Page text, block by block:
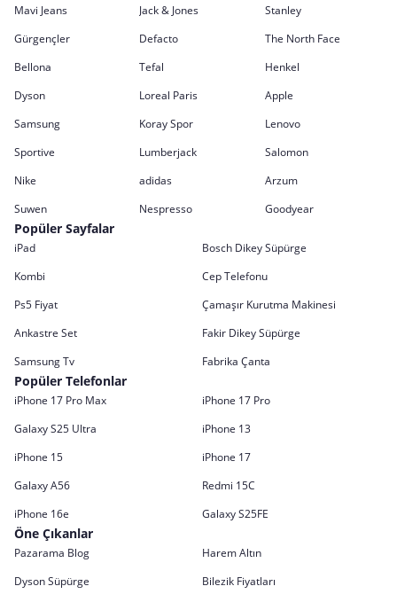
Mavi Jeans
Jack & Jones
Stanley
Gürgençler
Defacto
The North Face
Bellona
Tefal
Henkel
Dyson
Loreal Paris
Apple
Samsung
Koray Spor
Lenovo
Sportive
Lumberjack
Salomon
Nike
adidas
Arzum
Suwen
Nespresso Goodyear
Popüler Sayfalar
iPad
Bosch Dikey Süpürge
Kombi
Cep Telefonu
Ps5 Fiyat
Çamaşır Kurutma Makinesi
Ankastre Set
Fakir Dikey Süpürge
Samsung Tv
Fabrika Çanta
Popüler Telefonlar
iPhone 17 Pro Max
iPhone 17 Pro
Galaxy S25 Ultra
iPhone 13
iPhone 15
iPhone 17
Galaxy A56
Redmi 15C
iPhone 16e
Galaxy S25FE
Öne Çıkanlar
Pazarama Blog
Harem Altın
Dyson Süpürge
Bilezik Fiyatları